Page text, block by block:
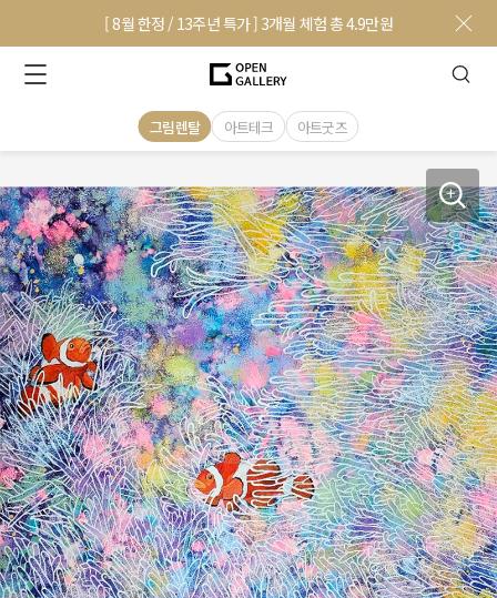
[ 8월 한정 / 13주년 특가 ] 3개월 체험 총 4.9만원
그림렌탈 아트테크 아트굿즈